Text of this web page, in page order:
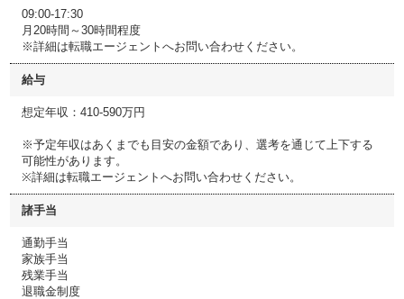
09:00-17:30
月20時間～30時間程度
※詳細は転職エージェントへお問い合わせください。
給与
想定年収：410-590万円
※予定年収はあくまでも目安の金額であり、選考を通じて上下する
可能性があります。
※詳細は転職エージェントへお問い合わせください。
諸手当
通勤手当
家族手当
残業手当
退職金制度